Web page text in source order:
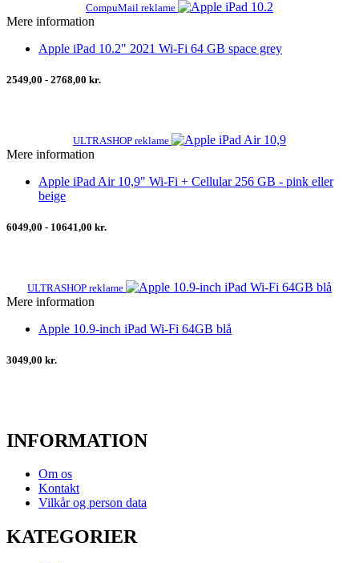
CompuMail reklame
Mere information
Apple iPad 10.2" 2021 Wi-Fi 64 GB space grey
2549,00 - 2768,00 kr.
ULTRASHOP reklame
Mere information
Apple iPad Air 10,9" Wi-Fi + Cellular 256 GB - pink eller
beige
6049,00 - 10641,00 kr.
ULTRASHOP reklame
Mere information
Apple 10.9-inch iPad Wi-Fi 64GB blå
3049,00 kr.
INFORMATION
Om os
Kontakt
Vilkår og person data
KATEGORIER